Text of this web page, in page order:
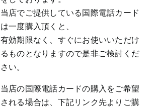
当店でご提供している国際電話カード
は一度購入頂くと、
有効期限なく、すぐにお使いいただけ
るものとなりますので是非ご検討くだ
さい。
当店の国際電話カードの購入をご希望
される場合は、下記リンク先よりご購